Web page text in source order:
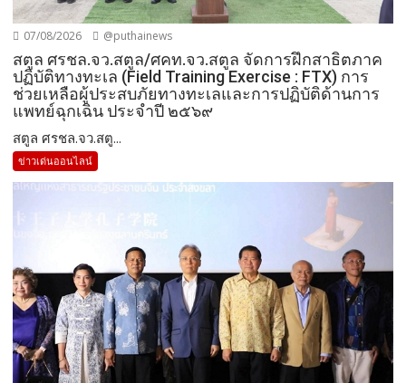
07/08/2026 @puthainews
สตูล ศรชล.จว.สตูล/ศคท.จว.สตูล จัดการฝึกสาธิตภาค
ปฏิบัติทางทะเล (Field Training Exercise : FTX) การ
ช่วยเหลือผู้ประสบภัยทางทะเลและการปฏิบัติด้านการ
แพทย์ฉุกเฉิน ประจำปี ๒๕๖๙
สตูล ศรชล.จว.สตู...
ข่าวเด่นออนไลน์